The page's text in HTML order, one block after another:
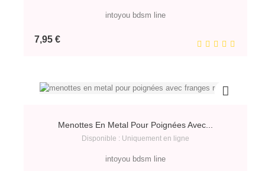
intoyou bdsm line
7,95 €Prix
Menottes En Metal Pour Poignées Avec...
Disponible : Uniquement en ligne
intoyou bdsm line